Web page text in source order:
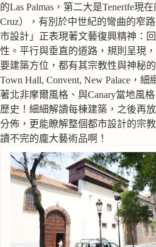
的Las Palmas，第二大是Tenerife現在
Cruz），有別於中世紀的彎曲的窄
市設計」正表現著文藝復興精神：
性。平行與垂直的道路，規則呈現
要建築方位，都有其宗教性與神秘
Town Hall, Convent, New Palace，
著北非摩爾風格、與Canary當地風
歷史！細細解讀每棟建築，之後再
分佈，更能瞭解整個都市設計的宗
讀不完的龐大藝術品啊！